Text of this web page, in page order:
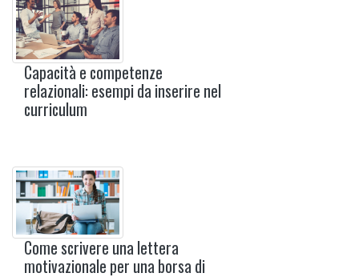
Capacità e competenze
relazionali: esempi da inserire nel
curriculum
Come scrivere una lettera
motivazionale per una borsa di